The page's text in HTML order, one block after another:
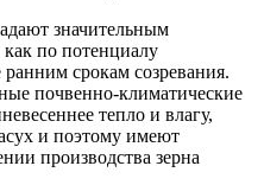
значительным
по потенциалу
срокам созревания.
почвенно-климатические
тепло и влагу,
и поэтому имеют
производства зерна